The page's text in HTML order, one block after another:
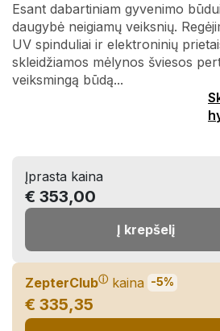
Esant dabartiniam gyvenimo
daugybė neigiamų veiksnių.
UV spinduliai ir elektroninių
skleidžiamos mėlynos šviesos
veiksmingą būdą...
Įprasta kaina
€ 353,00
Į krepšelį
ZepterClubⓘ kaina -5%
€ 335,35